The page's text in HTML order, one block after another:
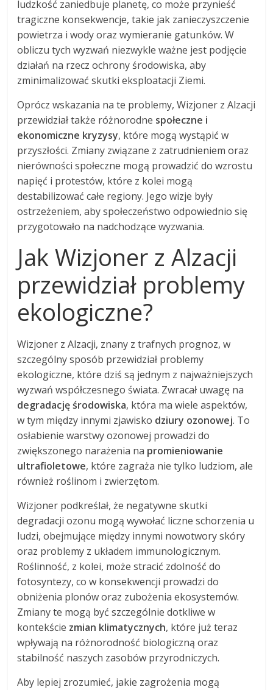
ludzkość zaniedbuje planetę, co może przynieść
tragiczne konsekwencje, takie jak zanieczyszczenie
powietrza i wody oraz wymieranie gatunków. W
obliczu tych wyzwań niezwykle ważne jest podjęcie
działań na rzecz ochrony środowiska, aby
zminimalizować skutki eksploatacji Ziemi.
Oprócz wskazania na te problemy, Wizjoner z Alzacji
przewidział także różnorodne społeczne i
ekonomiczne kryzysy, które mogą wystąpić w
przyszłości. Zmiany związane z zatrudnieniem oraz
nierówności społeczne mogą prowadzić do wzrostu
napięć i protestów, które z kolei mogą
destabilizować całe regiony. Jego wizje były
ostrzeżeniem, aby społeczeństwo odpowiednio się
przygotowało na nadchodzące wyzwania.
Jak Wizjoner z Alzacji
przewidział problemy
ekologiczne?
Wizjoner z Alzacji, znany z trafnych prognoz, w
szczególny sposób przewidział problemy
ekologiczne, które dziś są jednym z najważniejszych
wyzwań współczesnego świata. Zwracał uwagę na
degradację środowiska, która ma wiele aspektów,
w tym między innymi zjawisko dziury ozonowej. To
osłabienie warstwy ozonowej prowadzi do
zwiększonego narażenia na promieniowanie
ultrafioletowe, które zagraża nie tylko ludziom, ale
również roślinom i zwierzętom.
Wizjoner podkreślał, że negatywne skutki
degradacji ozonu mogą wywołać liczne schorzenia u
ludzi, obejmujące między innymi nowotwory skóry
oraz problemy z układem immunologicznym.
Roślinność, z kolei, może stracić zdolność do
fotosyntezy, co w konsekwencji prowadzi do
obniżenia plonów oraz zubożenia ekosystemów.
Zmiany te mogą być szczególnie dotkliwe w
kontekście zmian klimatycznych, które już teraz
wpływają na różnorodność biologiczną oraz
stabilność naszych zasobów przyrodniczych.
Aby lepiej zrozumieć, jakie zagrożenia mogą